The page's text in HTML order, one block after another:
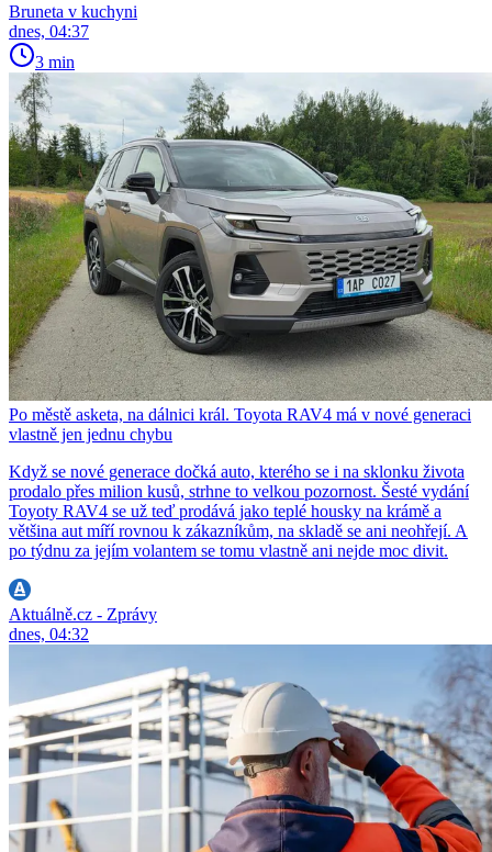
Bruneta v kuchyni
dnes, 04:37
3 min
Po městě asketa, na dálnici král. Toyota RAV4 má v nové generaci
vlastně jen jednu chybu
Když se nové generace dočká auto, kterého se i na sklonku života
prodalo přes milion kusů, strhne to velkou pozornost. Šesté vydání
Toyoty RAV4 se už teď prodává jako teplé housky na krámě a
většina aut míří rovnou k zákazníkům, na skladě se ani neohřejí. A
po týdnu za jejím volantem se tomu vlastně ani nejde moc divit.
Aktuálně.cz - Zprávy
dnes, 04:32